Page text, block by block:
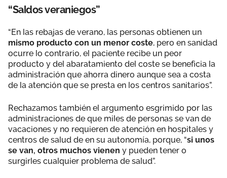
“Saldos veraniegos”
“En las rebajas de verano, las personas obtienen un
mismo producto con un menor coste, pero en sanidad
ocurre lo contrario, el paciente recibe un peor
producto y del abaratamiento del coste se beneficia la
administración que ahorra dinero aunque sea a costa
de la atención que se presta en los centros sanitarios”.
Rechazamos también el argumento esgrimido por las
administraciones de que miles de personas se van de
vacaciones y no requieren de atención en hospitales y
centros de salud de en su autonomía, porque, “si unos
se van, otros muchos vienen y pueden tener o
surgirles cualquier problema de salud”.